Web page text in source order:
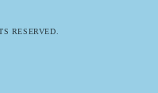
RESERVED.